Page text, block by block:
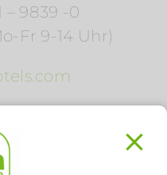
– 9839 -0
Fr 9-14 Uhr)